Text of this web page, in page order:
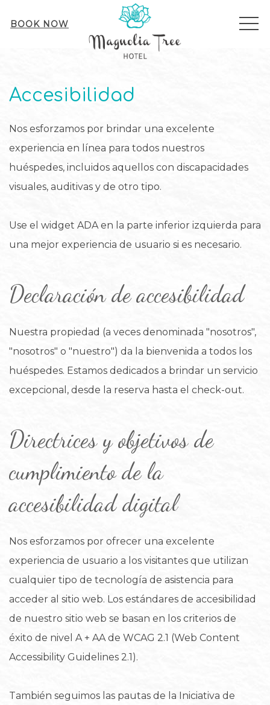
BOOK NOW
Accesibilidad
Nos esforzamos por brindar una excelente
experiencia en línea para todos nuestros
huéspedes, incluidos aquellos con discapacidades
visuales, auditivas y de otro tipo.
Use el widget ADA en la parte inferior izquierda para
una mejor experiencia de usuario si es necesario.
Declaración de accesibilidad
Nuestra propiedad (a veces denominada "nosotros",
"nosotros" o "nuestro") da la bienvenida a todos los
huéspedes. Estamos dedicados a brindar un servicio
excepcional, desde la reserva hasta el check-out.
Directrices y objetivos de
cumplimiento de la
accesibilidad digital
Nos esforzamos por ofrecer una excelente
experiencia de usuario a los visitantes que utilizan
cualquier tipo de tecnología de asistencia para
acceder al sitio web. Los estándares de accesibilidad
de nuestro sitio web se basan en los criterios de
éxito de nivel A + AA de WCAG 2.1 (Web Content
Accessibility Guidelines 2.1).
También seguimos las pautas de la Iniciativa de